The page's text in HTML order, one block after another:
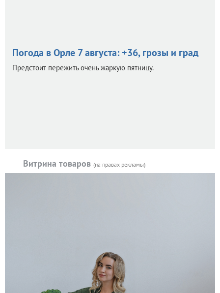
Погода в Орле 7 августа: +36, грозы и град
Предстоит пережить очень жаркую пятницу.
Витрина товаров (на правах рекламы)